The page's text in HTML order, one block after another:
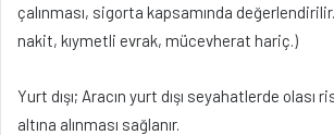
çalınması, sigorta kapsamında
nakit, kıymetli evrak, mücevherat hariç.)
Yurt dışı; Aracın yurt dışı seyahatlerde olası
altına alınması sağlanır.